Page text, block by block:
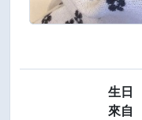
生日
來自